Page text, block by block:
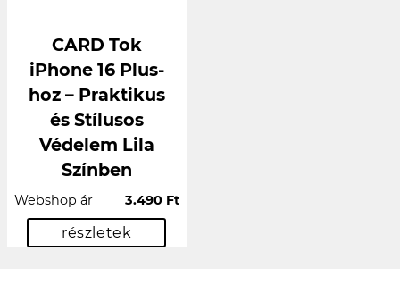
CARD Tok
iPhone 16 Plus-
hoz – Praktikus
és Stílusos
Védelem Lila
Színben
Webshop ár 3.490 Ft
részletek